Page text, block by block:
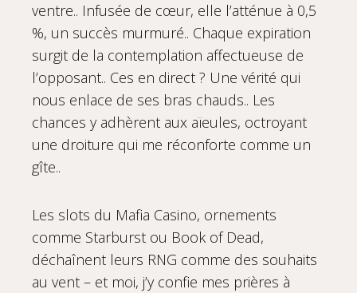
ventre.. Infusée de cœur, elle l’atténue à 0,5
%, un succès murmuré.. Chaque expiration
surgit de la contemplation affectueuse de
l’opposant.. Ces en direct ? Une vérité qui
nous enlace de ses bras chauds.. Les
chances y adhèrent aux aïeules, octroyant
une droiture qui me réconforte comme un
gîte..
Les slots du Mafia Casino, ornements
comme Starburst ou Book of Dead,
déchaînent leurs RNG comme des souhaits
au vent – et moi, j’y confie mes prières à